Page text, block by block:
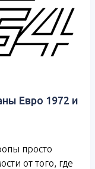
Евро 1972 и
просто
от того, где